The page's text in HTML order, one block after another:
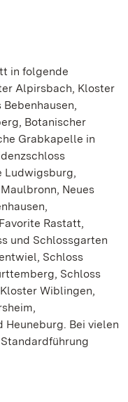
in folgende
Alpirsbach, Kloster
Botanischer
Grabkapelle in
Ludwigsburg,
Neues
Rastatt,
und Schlossgarten
Schloss
Schloss
Wiblingen,
Heuneburg. Bei vielen